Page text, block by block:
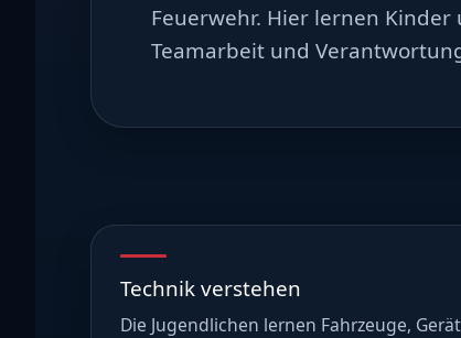
Feuerwehr. Hier lernen Kinder
Teamarbeit und
Technik verstehen
Die Jugendlichen lernen Fahrzeuge,